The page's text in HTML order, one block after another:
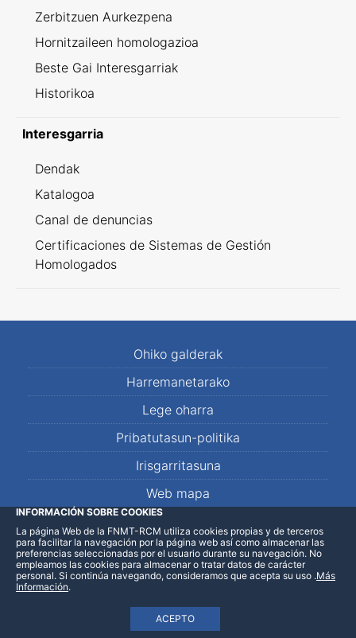
Zerbitzuen Aurkezpena
Hornitzaileen homologazioa
Beste Gai Interesgarriak
Historikoa
Interesgarria
Dendak
Katalogoa
Canal de denuncias
Certificaciones de Sistemas de Gestión
Homologados
Ohiko galderak
Harremanetarako
Lege oharra
Pribatutasun-politika
Irisgarritasuna
Web mapa
LinkedInFacebookWhatsApp
INFORMACIÓN SOBRE COOKIES
La página Web de la FNMT-RCM utiliza cookies propias y de terceros
para facilitar la navegación por la página web así como almacenar las
preferencias seleccionadas por el usuario durante su navegación. No
empleamos las cookies para almacenar o tratar datos de carácter
personal. Si continúa navegando, consideramos que acepta su uso
ACEPTO
.Más
Información.